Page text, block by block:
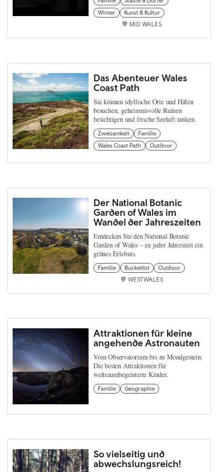
Winter
Kunst & Kultur
MID WALES
Das Abenteuer Wales
Coast Path
Sie können idyllische Orte und Häfen
besuchen, geheimnisvolle Ruinen
besichtigen und frische Seeluft tanken.
Zweisamkeit
Familie
Wales Coast Path
Outdoor
Der National Botanic
Garden of Wales im
Wandel der Jahreszeiten
Entdecken Sie den National Botanic
Garden of Wales – zu jeder Jahreszeit ein
grünes Erlebnis.
Familie Bucketlist
Outdoor
WESTWALES
Attraktionen für kleine
angehende Astronauten
Vom Observatorium bis zu Mondgestein:
Die besten Attraktionen für
weltraumbegeisterte Kinder.
Familie Geographie
So vielseitig und
abwechslungsreich!